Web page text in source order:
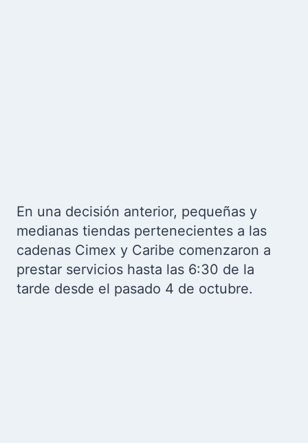
En una decisión anterior, pequeñas y
medianas tiendas pertenecientes a las
cadenas Cimex y Caribe comenzaron a
prestar servicios hasta las 6:30 de la
tarde desde el pasado 4 de octubre.